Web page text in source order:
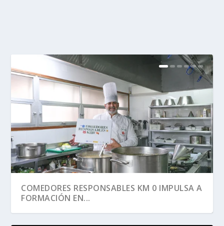
COMEDORES RESPONSABLES KM 0 IMPULSA A
FORMACIÓN EN...